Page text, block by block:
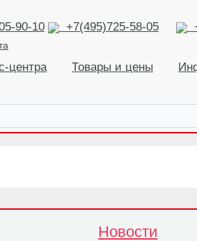
90-10 +7(495)725-58-05
центра Товары и цены
Новости